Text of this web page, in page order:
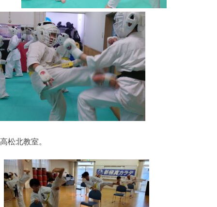
高松北教室。